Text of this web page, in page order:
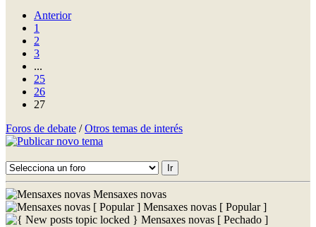
Anterior
1
2
3
...
25
26
27
Foros de debate /Otros temas de interés
Mensaxes novas
Mensaxes novas [ Popular ]
Mensaxes novas [ Pechado ]